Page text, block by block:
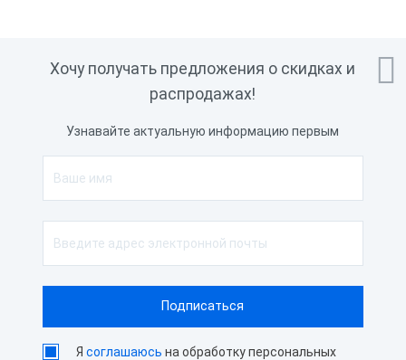

Хочу получать предложения о скидках и
распродажах!
Узнавайте актуальную информацию первым
Ясоглашаюсь на обработку персональных